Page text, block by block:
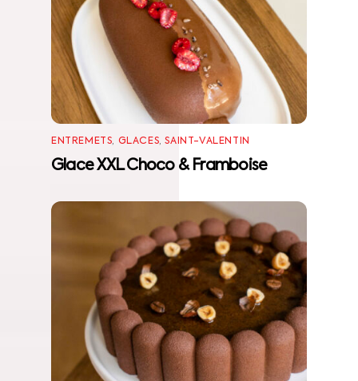
ENTREMETS, GLACES,SAINT-VALENTIN
Glace XXL Choco & Framboise